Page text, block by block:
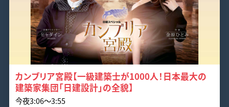
カンブリア宮殿【一級建築士が1000人！日本最大の
建築家集団「日建設計」の全貌】
今夜3:06～3:55